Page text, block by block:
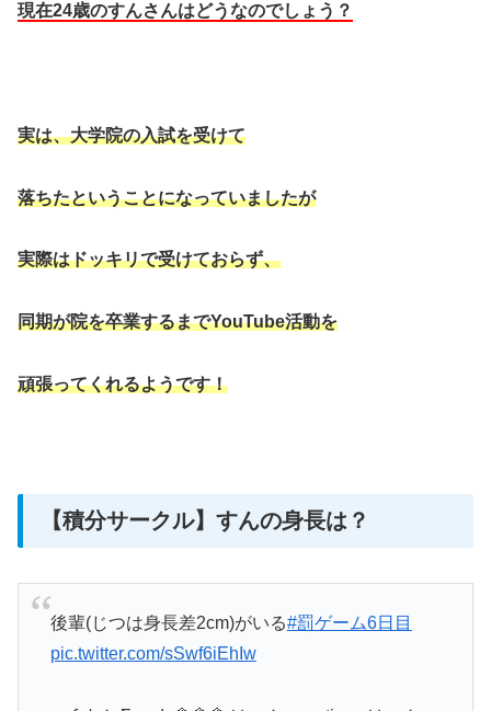
現在24歳のすんさんはどうなのでしょう？
実は、大学院の入試を受けて
落ちたということになっていましたが
実際はドッキリで受けておらず、
同期が院を卒業するまでYouTube活動を
頑張ってくれるようです！
【積分サークル】すんの身長は？
後輩(じつは身長差2cm)がいる#罰ゲーム6日目
pic.twitter.com/sSwf6iEhIw